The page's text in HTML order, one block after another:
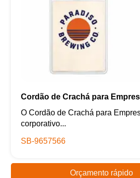
Cordão de Crachá para
O Cordão de Crachá para
corporativo...
SB-9657566
Orçamento rápido